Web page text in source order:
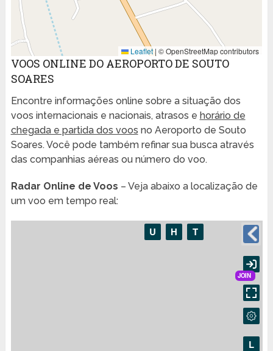
Leaflet | © OpenStreetMap contributors
VOOS ONLINE DO AEROPORTO DE SOUTO
SOARES
Encontre informações online sobre a situação dos
voos internacionais e nacionais, atrasos e horário de
chegada e partida dos voos no Aeroporto de Souto
Soares. Você pode também refinar sua busca através
das companhias aéreas ou número do voo.
Radar Online de Voos – Veja abaixo a localização de
um voo em tempo real: